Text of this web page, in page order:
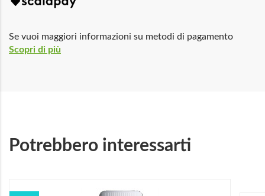
Se vuoi maggiori informazioni su metodi di pagamento
Scopri di più
Potrebbero interessarti